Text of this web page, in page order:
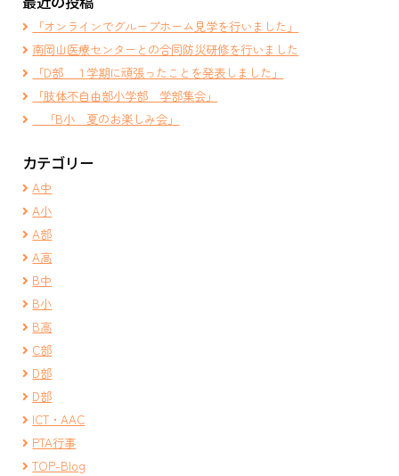
「オンラインでグループホーム見学を行いました」
南岡山医療センターとの合同防災研修を行いました
「D部 １学期に頑張ったことを発表しました」
「肢体不自由部小学部 学部集会」
「B小 夏のお楽しみ会」
カテゴリー
A中
A小
A部
A高
B中
B小
B高
C部
D部
D部
ICT・AAC
PTA行事
TOP-Blog